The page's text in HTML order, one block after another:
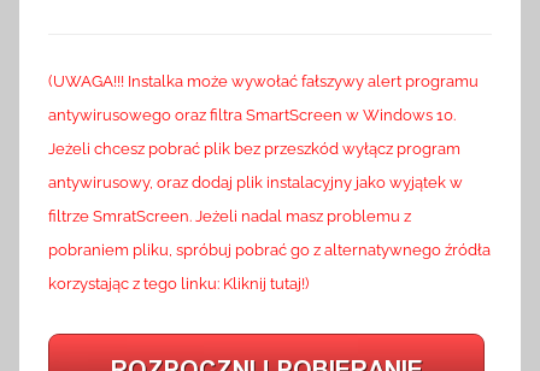
(UWAGA!!! Instalka może wywołać fałszywy alert programu
antywirusowego oraz filtra SmartScreen w Windows 10.
Jeżeli chcesz pobrać plik bez przeszkód wyłącz program
antywirusowy, oraz dodaj plik instalacyjny jako wyjątek w
filtrze SmratScreen. Jeżeli nadal masz problemu z
pobraniem pliku, spróbuj pobrać go z alternatywnego źródła
korzystając z tego linku: Kliknij tutaj!)